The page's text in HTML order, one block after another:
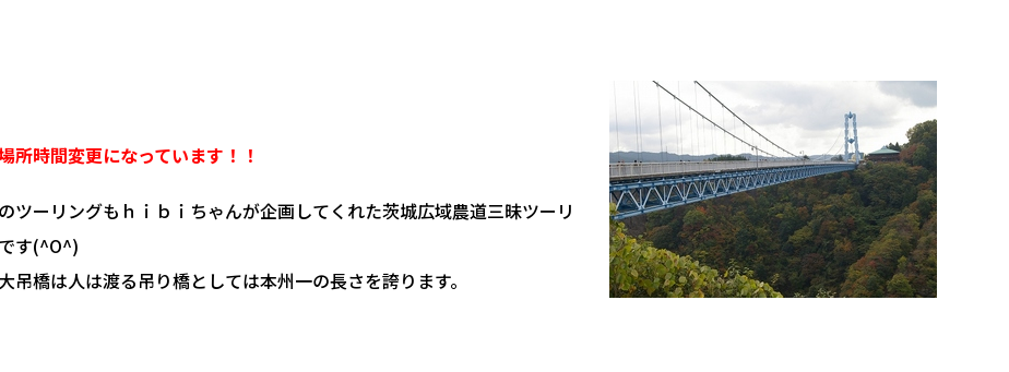
所時間変更になっています！！
ツーリングもｈｉｂｉちゃんが企画してくれた茨城広域農道三昧ツーリ
す(^O^)
吊橋は人は渡る吊り橋としては本州一の長さを誇ります。